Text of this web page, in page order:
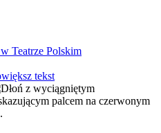
Teatrze Polskim
tekst